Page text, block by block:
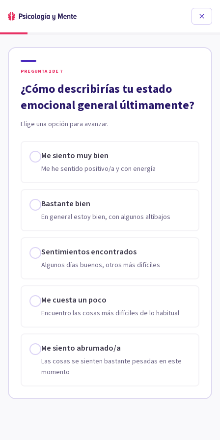
PREGUNTA 1 DE 7
¿Cómo describirías tu estado
emocional general últimamente?
Elige una opción para avanzar.
Me siento muy bien
Me he sentido positivo/a y con energía
Bastante bien
En general estoy bien, con algunos altibajos
Sentimientos encontrados
Algunos días buenos, otros más difíciles
Me cuesta un poco
Encuentro las cosas más difíciles de lo habitual
Me siento abrumado/a
Las cosas se sienten bastante pesadas en este
momento